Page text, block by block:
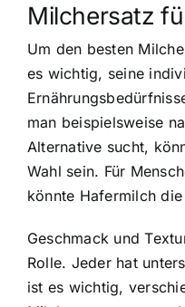
Milchersatz
Um den besten
es wichtig, seine
man beispielsweise
Alternative sucht,
Wahl sein. Für
könnte Hafermilch
Geschmack und
Rolle. Jeder hat
ist es wichtig,